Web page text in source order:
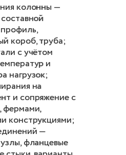
колонны —
короб, труба;
с учётом
и
нагрузок;
на
и сопряжение с
фермами,
конструкциями;
—
фланцевые